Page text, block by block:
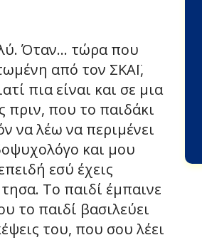
Όταν… τώρα που
από τον ΣΚΑΪ,
πια είναι και σε μια
πριν, που το παιδάκι
να λέω να περιμένει
και μου
εσύ έχεις
Το παιδί έμπαινε
το παιδί βασιλεύει
του, που σου λέει